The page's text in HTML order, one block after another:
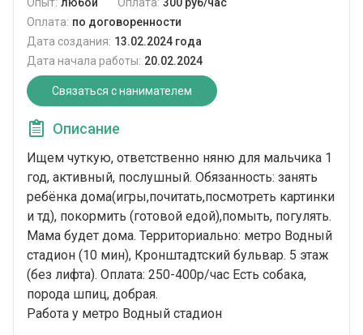
Оплата: по договоренности
Дата создания: 13.02.2024 года
Дата начала работы: 20.02.2024
Связаться с нанимателем
Описание
Ищем чуткую, ответственно няню для мальчика 1
год, активный, послушный. Обязанность: занять
ребёнка дома(игры,почитать,посмотреть картинки
и тд), покормить (готовой едой),помыть, погулять.
Мама будет дома. Территориально: метро Водный
стадион (10 мин), Кронштадтский бульвар. 5 этаж
(без лифта). Оплата: 250-400р/час Есть собака,
порода шпиц, добрая.
Работа у метро Водный стадион